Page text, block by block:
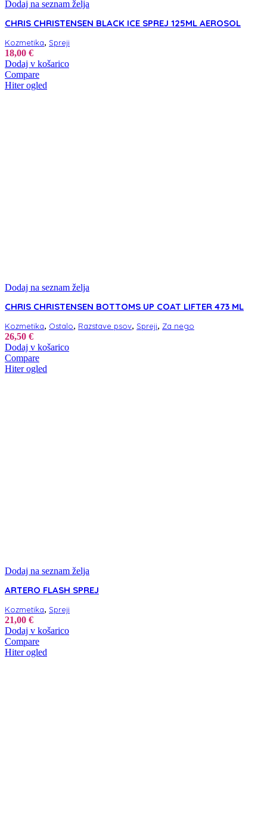
Dodaj na seznam želja
CHRIS CHRISTENSEN BLACK ICE SPREJ 125ML AEROSOL
Kozmetika, Spreji
18,00 €
Dodaj v košarico
Compare
Hiter ogled
Dodaj na seznam želja
CHRIS CHRISTENSEN BOTTOMS UP COAT LIFTER 473 ML
Kozmetika, Ostalo, Razstave psov, Spreji, Za nego
26,50 €
Dodaj v košarico
Compare
Hiter ogled
Dodaj na seznam želja
ARTERO FLASH SPREJ
Kozmetika, Spreji
21,00 €
Dodaj v košarico
Compare
Hiter ogled